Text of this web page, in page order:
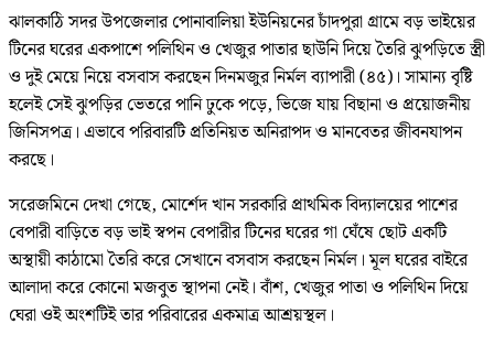
‎‎ঝালকাঠি সদর উপজেলার পোনাবালিয়া ইউনিয়নের চাঁদপুরা গ্রামে বড় ভাইয়ের
টিনের ঘরের একপাশে পলিথিন ও খেজুর পাতার ছাউনি দিয়ে তৈরি ঝুপড়িতে স্ত্রী
ও দুই মেয়ে নিয়ে বসবাস করছেন দিনমজুর নির্মল ব্যাপারী (৪৫)। সামান্য বৃষ্টি
হলেই সেই ঝুপড়ির ভেতরে পানি ঢুকে পড়ে, ভিজে যায় বিছানা ও প্রয়োজনীয়
জিনিসপত্র। এভাবে পরিবারটি প্রতিনিয়ত অনিরাপদ ও মানবেতর জীবনযাপন
করছে।
‎সরেজমিনে দেখা গেছে, মোর্শেদ খান সরকারি প্রাথমিক বিদ্যালয়ের পাশের
বেপারী বাড়িতে বড় ভাই স্বপন বেপারীর টিনের ঘরের গা ঘেঁষে ছোট একটি
অস্থায়ী কাঠামো তৈরি করে সেখানে বসবাস করছেন নির্মল। মূল ঘরের বাইরে
আলাদা করে কোনো মজবুত স্থাপনা নেই। বাঁশ, খেজুর পাতা ও পলিথিন দিয়ে
ঘেরা ওই অংশটিই তার পরিবারের একমাত্র আশ্রয়স্থল।